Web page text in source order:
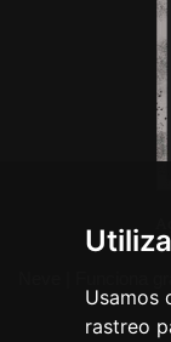
Usamos
rastreo